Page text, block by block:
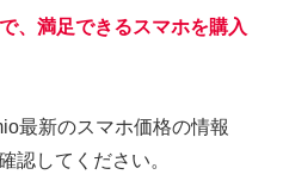
、満足できるスマホを購入
最新のスマホ価格の情報
認してください。